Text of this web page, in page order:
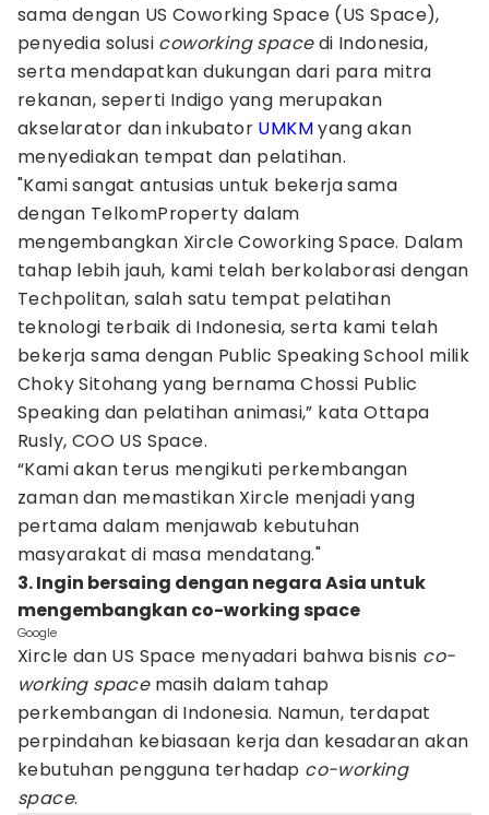
sama dengan US Coworking Space (US Space),
penyedia solusi coworking spacedi Indonesia,
serta mendapatkan dukungan dari para mitra
rekanan, seperti Indigo yang merupakan
akselarator dan inkubator UMKMyang akan
menyediakan tempat dan pelatihan.
"Kami sangat antusias untuk bekerja sama
dengan TelkomProperty dalam
mengembangkan Xircle Coworking Space. Dalam
tahap lebih jauh, kami telah berkolaborasi dengan
Techpolitan, salah satu tempat pelatihan
teknologi terbaik di Indonesia, serta kami telah
bekerja sama dengan Public Speaking School milik
Choky Sitohang yang bernama Chossi Public
Speaking dan pelatihan animasi,” kata Ottapa
Rusly, COO US Space.
“Kami akan terus mengikuti perkembangan
zaman dan memastikan Xircle menjadi yang
pertama dalam menjawab kebutuhan
masyarakat di masa mendatang."
3. Ingin bersaing dengan negara Asia untuk
mengembangkan co-working space
Google
Xircle dan US Space menyadari bahwa bisnis co-
working space masih dalam tahap
perkembangan di Indonesia. Namun, terdapat
perpindahan kebiasaan kerja dan kesadaran akan
kebutuhan pengguna terhadap co-working
space.